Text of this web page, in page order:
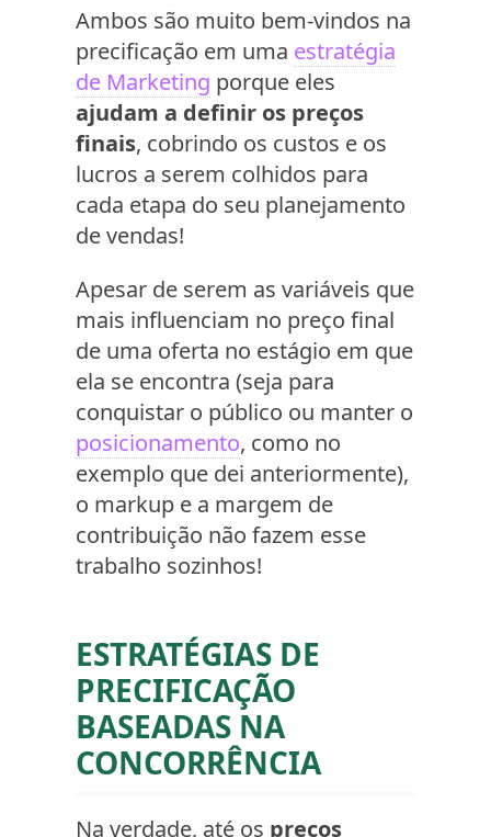
Ambos são muito bem-vindos na
precificação em uma estratégia
de Marketing porque eles
ajudam a definir os preços
finais, cobrindo os custos e os
lucros a serem colhidos para
cada etapa do seu planejamento
de vendas!
Apesar de serem as variáveis que
mais influenciam no preço final
de uma oferta no estágio em que
ela se encontra (seja para
conquistar o público ou manter o
posicionamento, como no
exemplo que dei anteriormente),
o markup e a margem de
contribuição não fazem esse
trabalho sozinhos!
ESTRATÉGIAS DE
PRECIFICAÇÃO
BASEADAS NA
CONCORRÊNCIA
Na verdade, até os preços